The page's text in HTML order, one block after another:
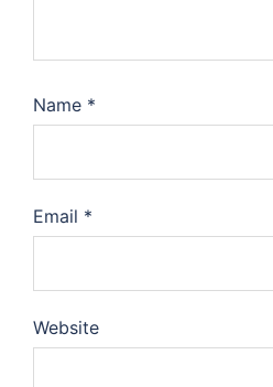
Name *
Email *
Website